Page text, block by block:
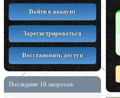
Войти в аккаунт
Зарегистрироваться
Восстановить доступ
Последние 10 запросов